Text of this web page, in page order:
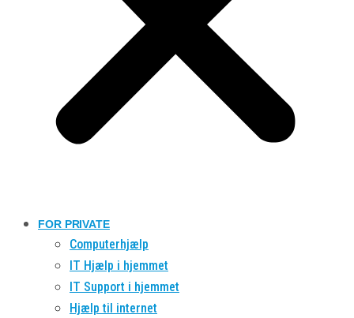
FOR PRIVATE
Computerhjælp
IT Hjælp i hjemmet
IT Support i hjemmet
Hjælp til internet